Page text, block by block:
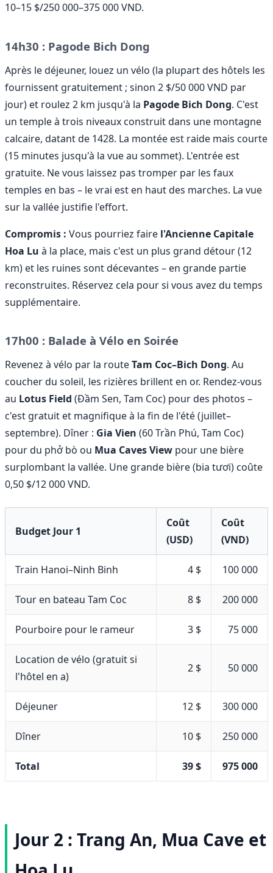
10–15 $/250 000–375 000 VND.
14h30 : Pagode Bich Dong
Après le déjeuner, louez un vélo (la plupart des hôtels les
fournissent gratuitement ; sinon 2 $/50 000 VND par
jour) et roulez 2 km jusqu'à la Pagode Bich Dong. C'est
un temple à trois niveaux construit dans une montagne
calcaire, datant de 1428. La montée est raide mais courte
(15 minutes jusqu'à la vue au sommet). L'entrée est
gratuite. Ne vous laissez pas tromper par les faux
temples en bas – le vrai est en haut des marches. La vue
sur la vallée justifie l'effort.
Compromis : Vous pourriez faire l'Ancienne Capitale
Hoa Lu à la place, mais c'est un plus grand détour (12
km) et les ruines sont décevantes – en grande partie
reconstruites. Réservez cela pour si vous avez du temps
supplémentaire.
17h00 : Balade à Vélo en Soirée
Revenez à vélo par la routeTam Coc–Bich Dong. Au
coucher du soleil, les rizières brillent en or. Rendez-vous
au Lotus Field (Đầm Sen, Tam Coc) pour des photos –
c'est gratuit et magnifique à la fin de l'été (juillet–
septembre). Dîner : Gia Vien (60 Trần Phú, Tam Coc)
pour du phở bò ou Mua Caves View pour une bière
surplombant la vallée. Une grande bière (bia tươi) coûte
0,50 $/12 000 VND.
Budget Jour 1
Coût
(USD)
Coût
(VND)
Train Hanoi–Ninh Binh 4 $ 100 000
Tour en bateau Tam Coc 8 $ 200 000
Pourboire pour le rameur 3 $ 75 000
Location de vélo (gratuit si
l'hôtel en a)
2 $ 50 000
Déjeuner 12 $ 300 000
Dîner 10 $ 250 000
Total 39 $ 975 000
Jour 2 : Trang An, Mua Cave et